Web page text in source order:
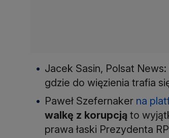
Jacek Sasin, Polsat
gdzie do więzienia trafia
Paweł Szefernaker na
walkę z korupcją to
prawa łaski Prezydenta